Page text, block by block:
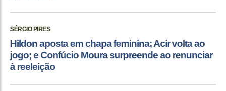
SÉRGIO PIRES
Hildon aposta em chapa feminina; Acir volta ao
jogo; e Confúcio Moura surpreende ao renunciar
à reeleição